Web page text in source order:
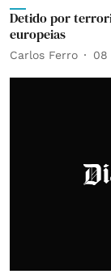
Detido por
europeias
Carlos Ferro 08